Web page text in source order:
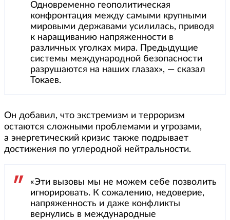
Одновременно геополитическая
конфронтация между самыми крупными
мировыми державами усилилась, приводя
к наращиванию напряженности в
различных уголках мира. Предыдущие
системы международной безопасности
разрушаются на наших глазах», — сказал
Токаев.
Он добавил, что экстремизм и терроризм
остаются сложными проблемами и угрозами,
а энергетический кризис также подрывает
достижения по углеродной нейтральности.
«Эти вызовы мы не можем себе позволить
игнорировать. К сожалению, недоверие,
напряженность и даже конфликты
вернулись в международные